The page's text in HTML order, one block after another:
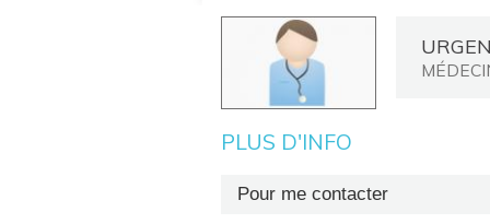
PLUS D'INFO
Pour me contacter